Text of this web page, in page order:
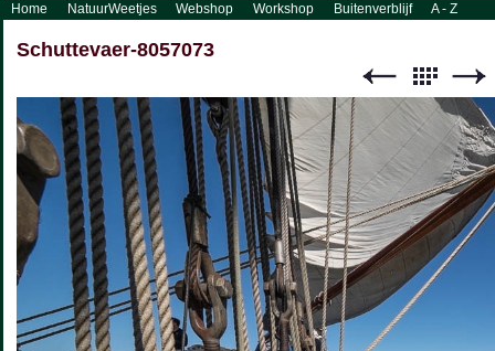
Home NatuurWeetjes Webshop Workshop Buitenverblijf A - Z
Schuttevaer-8057073